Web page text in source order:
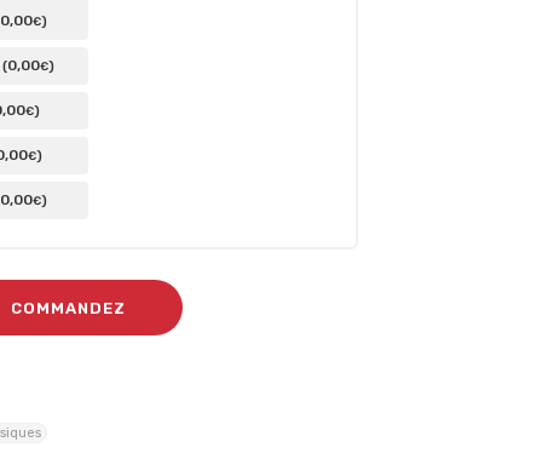
0,00€)
(0,00€)
,00€)
,00€)
0,00€)
COMMANDEZ